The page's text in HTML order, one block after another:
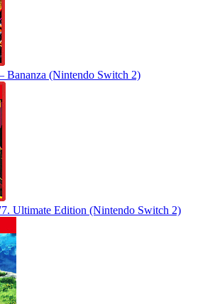
Bananza (Nintendo Switch 2)
Ultimate Edition (Nintendo Switch 2)